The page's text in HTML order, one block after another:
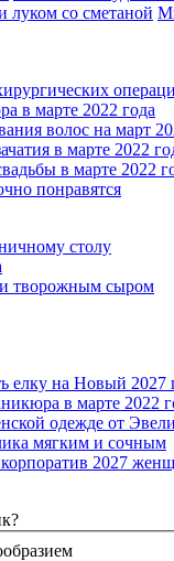
в марте 2022 года
волос на март
в марте 2022
в марте 2022
понравятся
столу
и творожным сыром
елку на Новый 2027
в марте 2022
одежде от
мягким и сочным
2027